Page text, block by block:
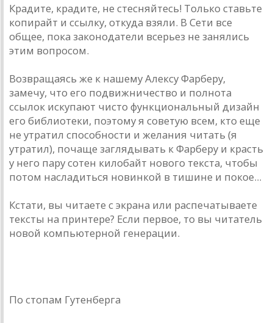
Крадите, крадите, не стесняйтесь! Только ставьте
копирайт и ссылку, откуда взяли. В Сети все
общее, пока законодатели всерьез не занялись
этим вопросом.
Возвращаясь же к нашему Алексу Фарберу,
замечу, что его подвижничество и полнота
ссылок искупают чисто функциональный дизайн
его библиотеки, поэтому я советую всем, кто еще
не утратил способности и желания читать (я
утратил), почаще заглядывать к Фарберу и красть
у него пару сотен килобайт нового текста, чтобы
потом насладиться новинкой в тишине и покое...
Кстати, вы читаете с экрана или распечатываете
тексты на принтере? Если первое, то вы читатель
новой компьютерной генерации.
По стопам Гутенберга